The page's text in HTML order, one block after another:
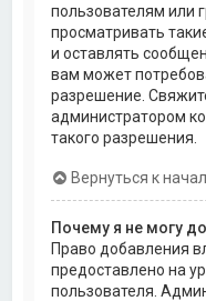
пользователям или
просматривать
и оставлять
вам может
разрешение.
администратором
такого разрешения.
Вернуться к
Почему я не могу
Право добавления
предоставлено на
пользователя.